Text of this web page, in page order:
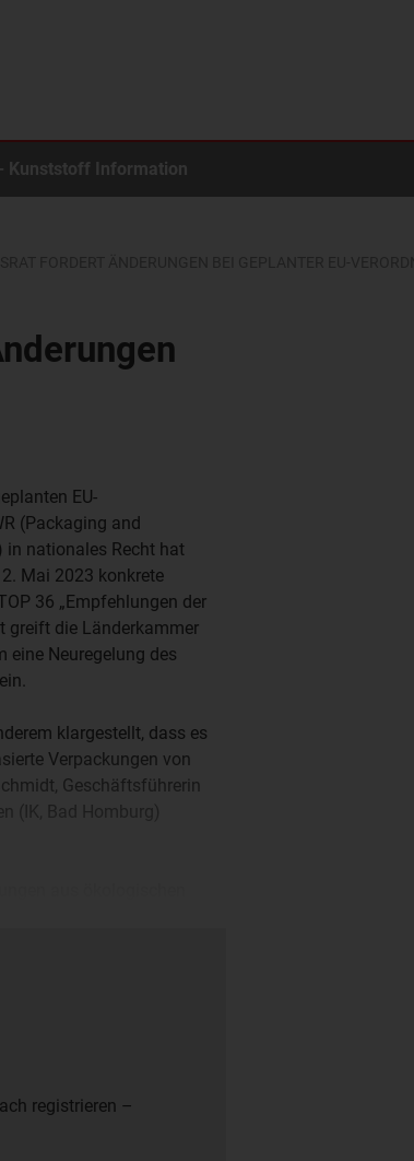
Kunststoff Information
EU-
(Packaging and
in nationales Recht hat
Mai 2023 konkrete
36 „Empfehlungen der
greift die Länderkammer
eine Neuregelung des
klargestellt, dass es
Verpackungen von
Geschäftsführerin
(IK, Bad Homburg)
Schmidt.
registrieren –